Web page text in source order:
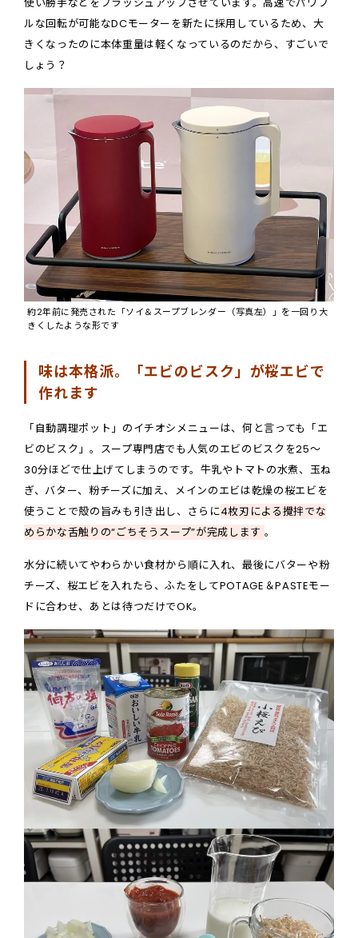
ルな回転が可能なDCモーターを新たに採用しているため、大
きくなったのに本体重量は軽くなっているのだから、すごいで
しょう？
約2年前に発売された「ソイ＆スープブレンダー（写真左）」を一回り大
きくしたような形です
味は本格派。「エビのビスク」が桜エビで
作れます
「自動調理ポット」のイチオシメニューは、何と言っても「エ
ビのビスク」。スープ専門店でも人気のエビのビスクを25～
30分ほどで仕上げてしまうのです。牛乳やトマトの水煮、玉ね
ぎ、バター、粉チーズに加え、メインのエビは乾燥の桜エビを
使うことで殻の旨みも引き出し、さらに4枚刃による攪拌でな
めらかな舌触りの“ごちそうスープ”が完成します 。
水分に続いてやわらかい食材から順に入れ、最後にバターや粉
チーズ、桜エビを入れたら、ふたをしてPOTAGE＆PASTEモー
ドに合わせ、あとは待つだけでOK。